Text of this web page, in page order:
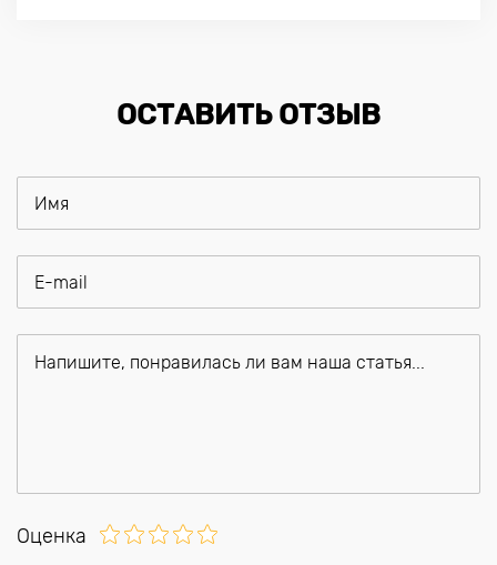
ОСТАВИТЬ ОТЗЫВ
Оценка